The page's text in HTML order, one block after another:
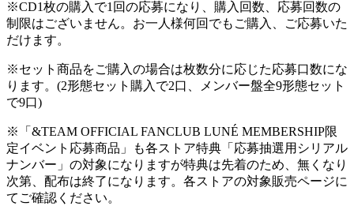
※CD1枚の購入で1回の応募になり、購入回数、応募回数の
制限はございません。お一人様何回でもご購入、ご応募いた
だけます。
※セット商品をご購入の場合は枚数分に応じた応募口数にな
ります。(2形態セット購入で2口、メンバー盤全9形態セット
で9口)
※「&TEAM OFFICIAL FANCLUB LUNÉ MEMBERSHIP限
定イベント応募商品」も各ストア特典「応募抽選用シリアル
ナンバー」の対象になりますが特典は先着のため、無くなり
次第、配布は終了になります。各ストアの対象販売ページに
てご確認ください。